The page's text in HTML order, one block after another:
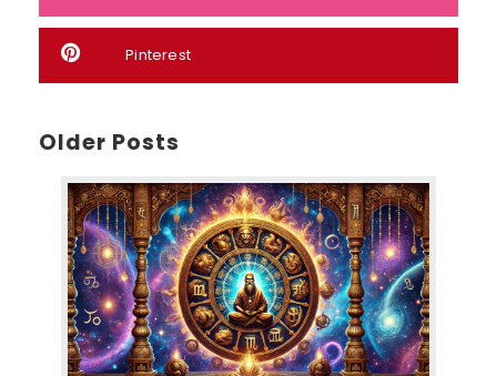
Pinterest
Older Posts